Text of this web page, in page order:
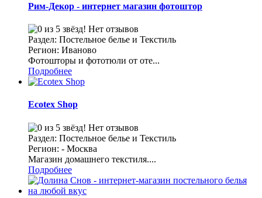
Рим-Декор - интернет магазин фотоштор
Нет отзывов
Раздел: Постельное белье и Текстиль
Регион: Иваново
Фотошторы и фототюли от оте...
Подробнее
Ecotex Shop
Нет отзывов
Раздел: Постельное белье и Текстиль
Регион: - Москва
Магазин домашнего текстиля....
Подробнее